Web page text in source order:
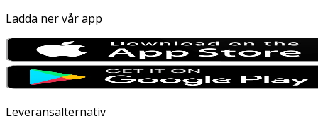
Ladda ner vår app
Leveransalternativ